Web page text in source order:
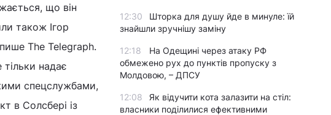
що він
також Ігор
The Telegraph.
надає
спецслужбами,
в Солсбері із
12:30
Шторка для душу йде в минуле: їй
знайшли зручнішу заміну
12:18
На Одещині через атаку РФ
обмежено рух до пунктів пропуску з
Молдовою, – ДПСУ
12:08
Як відучити кота залазити на стіл:
власники поділилися ефективними